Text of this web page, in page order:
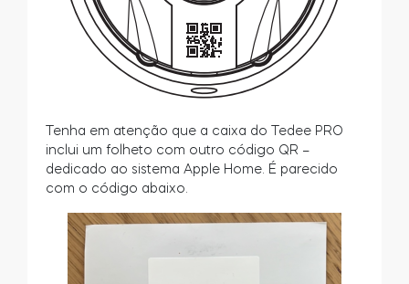
Tenha em atenção que a caixa do Tedee PRO
inclui um folheto com outro código QR –
dedicado ao sistema Apple Home. É parecido
com o código abaixo.